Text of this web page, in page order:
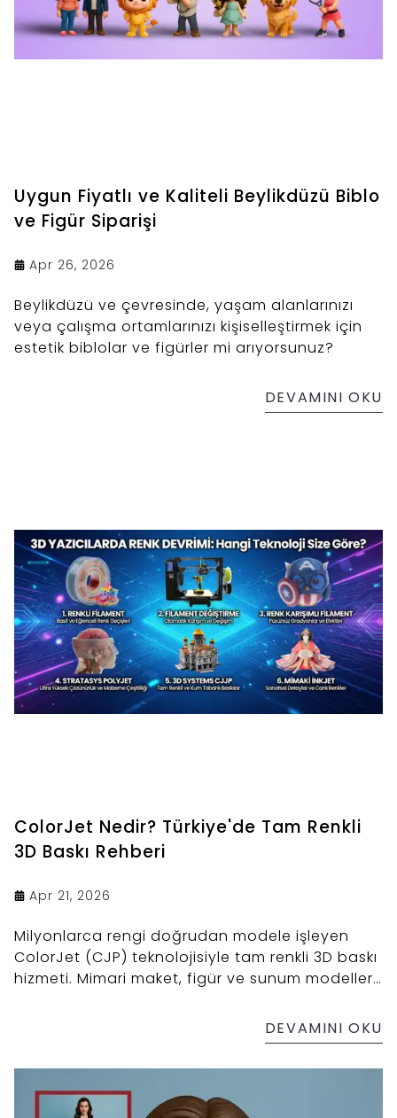
Uygun Fiyatlı ve Kaliteli Beylikdüzü Biblo
ve Figür Siparişi
Apr 26, 2026
Beylikdüzü ve çevresinde, yaşam alanlarınızı
veya çalışma ortamlarınızı kişiselleştirmek için
estetik biblolar ve figürler mi arıyorsunuz?
DEVAMINI OKU
ColorJet Nedir? Türkiye'de Tam Renkli
3D Baskı Rehberi
Apr 21, 2026
Milyonlarca rengi doğrudan modele işleyen
ColorJet (CJP) teknolojisiyle tam renkli 3D baskı
hizmeti. Mimari maket, figür ve sunum modelleri
DEVAMINI OKU